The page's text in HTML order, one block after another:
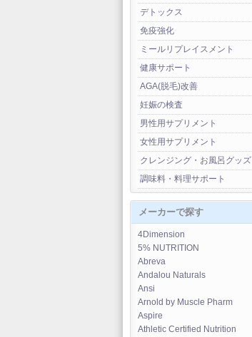
デトックス
免疫強化
ミールリプレイスメント
健康サポート
AGA(脱毛)改善
妊娠の検査
男性用サプリメント
女性用サプリメント
クレンジング・お風呂グッズ
調味料・料理サポート
メーカーで探す
4Dimension
5% NUTRITION
Abreva
Andalou Naturals
Ansi
Arnold by Muscle Pharm
Aspire
Athletic Certified Nutrition